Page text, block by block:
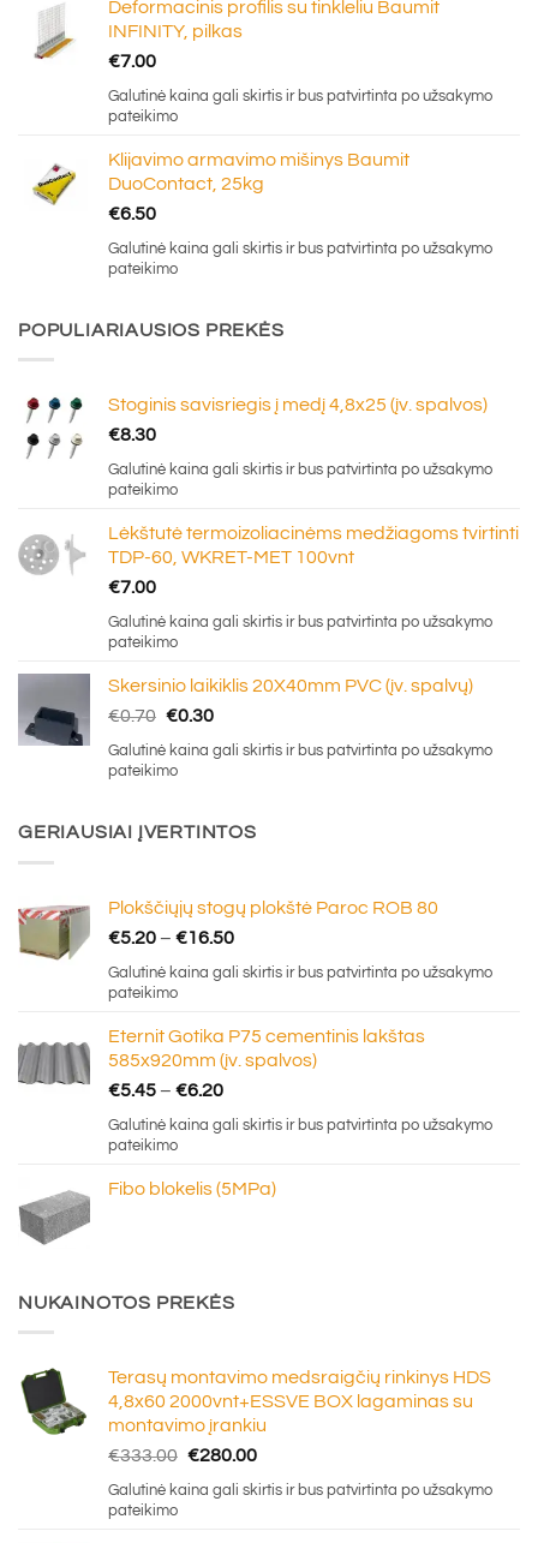
Deformacinis profilis su tinkleliu Baumit
INFINITY, pilkas
€7.00
Galutinė kaina gali skirtis ir bus patvirtinta po užsakymo
pateikimo
Klijavimo armavimo mišinys Baumit
DuoContact, 25kg
€6.50
Galutinė kaina gali skirtis ir bus patvirtinta po užsakymo
pateikimo
POPULIARIAUSIOS PREKĖS
Stoginis savisriegis į medį 4,8x25 (įv. spalvos)
€8.30
Galutinė kaina gali skirtis ir bus patvirtinta po užsakymo
pateikimo
Lėkštutė termoizoliacinėms medžiagoms tvirtinti
TDP-60, WKRET-MET 100vnt
€7.00
Galutinė kaina gali skirtis ir bus patvirtinta po užsakymo
pateikimo
Skersinio laikiklis 20X40mm PVC (įv. spalvų)
€0.70 Original
price
was:
€0.30Current
price
is:
Galutinė kaina gali skirtis ir bus patvirtinta po užsakymo
pateikimo
GERIAUSIAI ĮVERTINTOS
Plokščiųjų stogų plokštė Paroc ROB 80
€5.20 – €16.50Price
range:
€16.50
Galutinė kaina gali skirtis ir bus patvirtinta po užsakymo
pateikimo
Eternit Gotika P75 cementinis lakštas
585x920mm (įv. spalvos)
€5.45 – €6.20Price
range:
€6.20
Galutinė kaina gali skirtis ir bus patvirtinta po užsakymo
pateikimo
Fibo blokelis (5MPa)
NUKAINOTOS PREKĖS
Terasų montavimo medsraigčių rinkinys HDS
4,8x60 2000vnt+ESSVE BOX lagaminas su
montavimo įrankiu
€333.00 Original
price
was:
€280.00Current
price
Galutinė kaina gali skirtis ir bus patvirtinta po užsakymo
pateikimo